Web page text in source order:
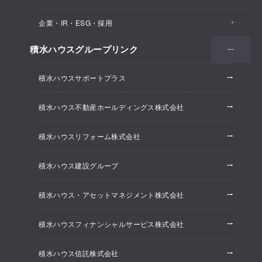
保育所・教育支援施設
オフィス・事務所
建築実例
オフィス系開発事業
ホテル系開発事業
大規模開発事業
賃貸マンション開発事業
企業・IR・ESG・採用
会社情報
株主・投資家情報
ESG経営
研究開発
採用情報
ニュースリリース
積水ハウスグループリンク
積水ハウスサポートプラス
積水ハウス不動産ホールディングス株式会社
積水ハウスリフォーム株式会社
積水ハウス建設グループ
積水ハウス・アセットマネジメント株式会社
積水ハウスフィナンシャルサービス株式会社
積水ハウス信託株式会社